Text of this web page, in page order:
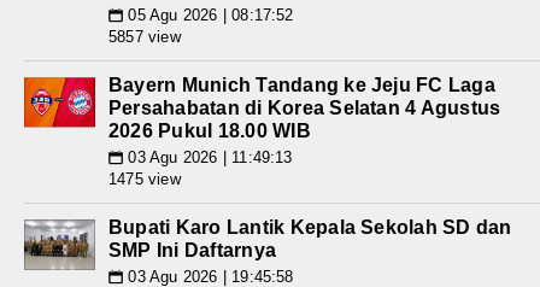
📅 05 Agu 2026 | 08:17:52
5857 view
Bayern Munich Tandang ke Jeju FC Laga
Persahabatan di Korea Selatan 4 Agustus
2026 Pukul 18.00 WIB
📅 03 Agu 2026 | 11:49:13
1475 view
Bupati Karo Lantik Kepala Sekolah SD dan
SMP Ini Daftarnya
📅 03 Agu 2026 | 19:45:58